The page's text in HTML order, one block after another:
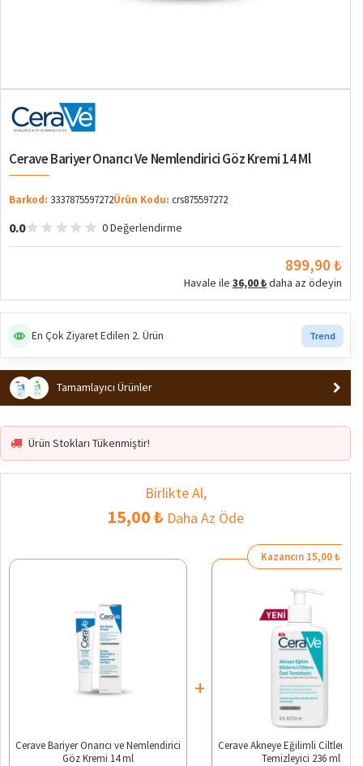
Cerave Bariyer Onarıcı Ve Nemlendirici Göz Kremi 14 Ml
Barkod: 3337875597272Ürün Kodu: crs875597272
0.0 0 Değerlendirme
899,90 ₺
Havale ile 36,00 ₺daha az ödeyin
En Çok Ziyaret Edilen 2. Ürün Trend
Tamamlayıcı Ürünler
Ürün Stokları Tükenmiştir!
Birlikte Al,
15,00 ₺ Daha Az Öde
Cerave Bariyer Onarıcı ve Nemlendirici
Göz Kremi 14 ml
+
Kazancın 15,00 ₺
Cerave Akneye Eğilimli Ciltler
Temizleyici 236 ml